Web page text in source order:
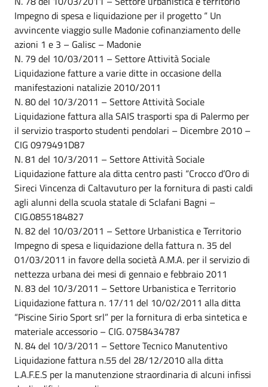
Impegno di spesa e liquidazione per il progetto “ Un
avvincente viaggio sulle Madonie cofinanziamento delle
azioni 1 e 3 – Galisc – Madonie
N. 79 del 10/03/2011 – Settore Attività Sociale
Liquidazione fatture a varie ditte in occasione della
manifestazioni natalizie 2010/2011
N. 80 del 10/3/2011 – Settore Attività Sociale
Liquidazione fattura alla SAIS trasporti spa di Palermo per
il servizio trasporto studenti pendolari – Dicembre 2010 –
CIG 0979491D87
N. 81 del 10/3/2011 – Settore Attività Sociale
Liquidazione fatture ala ditta centro pasti “Crocco d’Oro di
Sireci Vincenza di Caltavuturo per la fornitura di pasti caldi
agli alunni della scuola statale di Sclafani Bagni –
CIG.0855184827
N. 82 del 10/03/2011 – Settore Urbanistica e Territorio
Impegno di spesa e liquidazione della fattura n. 35 del
01/03/2011 in favore della società A.M.A. per il servizio di
nettezza urbana dei mesi di gennaio e febbraio 2011
N. 83 del 10/3/2011 – Settore Urbanistica e Territorio
Liquidazione fattura n. 17/11 del 10/02/2011 alla ditta
“Piscine Sirio Sport srl” per la fornitura di erba sintetica e
materiale accessorio – CIG. 0758434787
N. 84 del 10/3/2011 – Settore Tecnico Manutentivo
Liquidazione fattura n.55 del 28/12/2010 alla ditta
L.A.F.E.S per la manutenzione straordinaria di alcuni infissi